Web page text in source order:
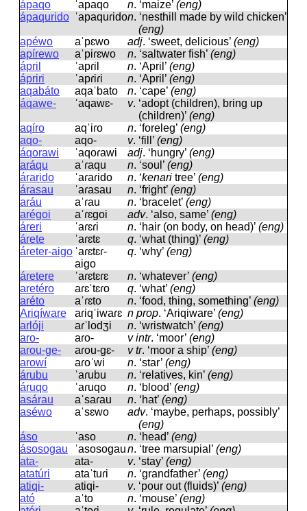
ápaqo
ˈapaqo n. ‘maize’ (eng)
ápaqurido ˈapaquɾidon. ‘nesthill made by wild chicken’
(eng)
apéwo
aˈpɛwo adj. ‘sweet, delicious’ (eng)
apírewo
aˈpiɾɛwo n. ‘saltwater fish’ (eng)
ápril
ˈapɾil n. ‘April’ (eng)
ápriri
ˈapɾiɾi n. ‘April’ (eng)
aqabáto
aqaˈbato n. ‘cape’ (eng)
áqawe-
ˈaqawɛ- v. ‘adopt (children), bring up
(children)’ (eng)
aqíro
aqˈiɾo n. ‘foreleg’ (eng)
aqo-
aqo- v. ‘fill’ (eng)
áqorawi
ˈaqoɾawi adj. ‘hungry’ (eng)
aráqu
aˈɾaqu n. ‘soul’ (eng)
árarido
ˈaɾaɾido n. ‘kenari tree’ (eng)
árasau
ˈaɾasau n. ‘fright’ (eng)
aráu
aˈɾau n. ‘bracelet’ (eng)
arégoi
aˈɾɛɡoi adv. ‘also, same’ (eng)
áreri
ˈaɾɛɾi n. ‘hair (on body, on head)’ (eng)
árete
ˈaɾɛtɛ q. ‘what (thing)’ (eng)
áreter-aigo ˈaɾɛtɛɾ-
aiɡo
q. ‘why’ (eng)
áretere ˈaɾɛtɛɾɛ n. ‘whatever’ (eng)
aretéro
aɾɛˈtɛɾo q. ‘what’ (eng)
aréto
aˈɾɛto n. ‘food, thing, something’ (eng)
Ariqíware
aɾiqˈiwaɾɛ n prop. ‘Ariqiware’ (eng)
arlóji
aɾˈlodʒi n. ‘wristwatch’ (eng)
aro-
aɾo- v intr. ‘moor’ (eng)
arou-ge-
aɾou-ɡɛ- v tr. ‘moor a ship’ (eng)
arowí
aɾoˈwi n. ‘star’ (eng)
árubu
ˈaɾubu n. ‘relatives, kin’ (eng)
áruqo
ˈaɾuqo n. ‘blood’ (eng)
asárau
aˈsaɾau n. ‘hat’ (eng)
aséwo
aˈsɛwo adv. ‘maybe, perhaps, possibly’
(eng)
áso
ˈaso n. ‘head’ (eng)
ásosogau
ˈasosoɡaun. ‘tree marsupial’ (eng)
ata-
ata- v. ‘stay’ (eng)
atatúri
ataˈtuɾi n. ‘grandfather’ (eng)
atiqi-
atiqi- v. ‘pour out (fluids)’ (eng)
ató
aˈto n. ‘mouse’ (eng)